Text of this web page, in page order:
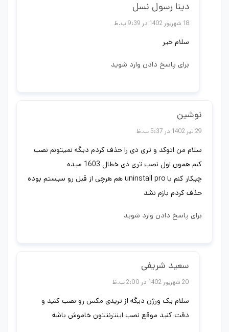
دینا رسول نسل
18 شهریور 1402 در 9:39 ب.ظ
سلام خیر
برای پاسخ دادن وارد شوید
نوشین
29 تیر 1402 در 5:37 ب.ظ
سلام من اتوکد و تری دی را حذف کردم دیگه نمیتونم نصب
کنم همون اول نصب تری دی خطال 1603 میده
چیکار کنم با uninstall pro هم هرچی از قبل رو سیستم بوده
حذف کردم بازم نشد
برای پاسخ دادن وارد شوید
سعید شریفی
20 شهریور 1402 در 2:00 ب.ظ
سلام یک ورژن دیگه از تریدی مکس رو نصب کنید و
دقت کنید موقع نصب اینترنتتون خاموش باشه